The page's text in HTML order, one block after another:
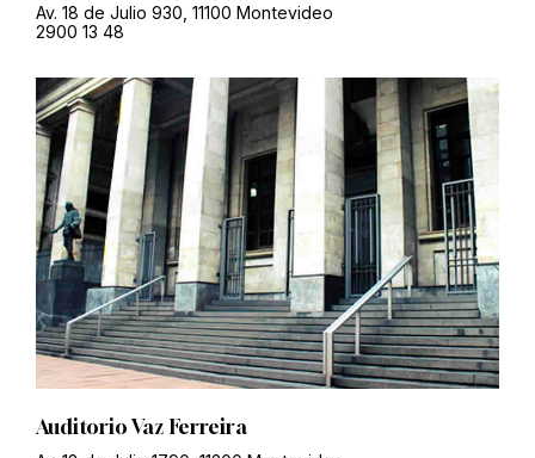
Av. 18 de Julio 930, 11100 Montevideo
2900 13 48
Auditorio Vaz Ferreira